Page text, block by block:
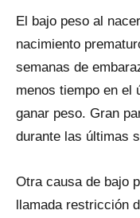
El bajo peso al
nacimiento
semanas de
menos tiempo en el
ganar peso. Gran
durante las últimas
Otra causa de bajo
llamada restricción